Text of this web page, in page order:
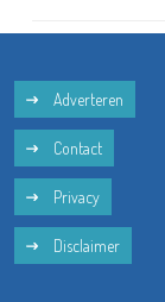
Adverteren
Contact
Privacy
Disclaimer